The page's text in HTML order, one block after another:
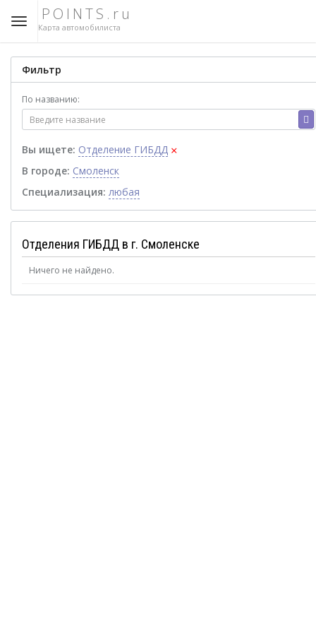
POINTS.ru
Карта автомобилиста
Фильтр
По названию:
Вы ищете: Отделение ГИБДД ×
В городе: Смоленск
Специализация: любая
Отделения ГИБДД в г. Смоленске
Ничего не найдено.